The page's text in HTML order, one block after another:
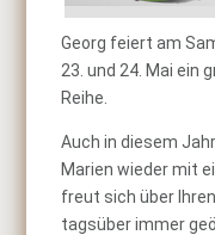
Georg feiert am
23. und 24. Mai ein
Reihe.
Auch in diesem
Marien wieder mit
freut sich über
tagsüber immer